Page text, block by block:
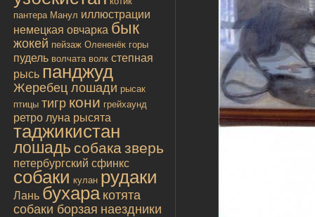
пантера Манул иллюстрации
немецкая овчарка бык
жокей пейзаж Олененёк горы
пудель волчата волк степная
рысь панджуд
Жеребец лошади рысак
птицы тигр кони грейхаунд
ретро луна рысята
таджикистан
лошадь собаказверь
петербургский сфинкс
собаки кулан рудаки
Лань бухара котята
собаки борзая наездники